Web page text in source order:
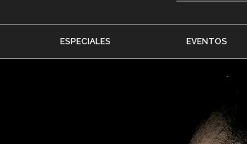
ESPECIALES EVENTOS